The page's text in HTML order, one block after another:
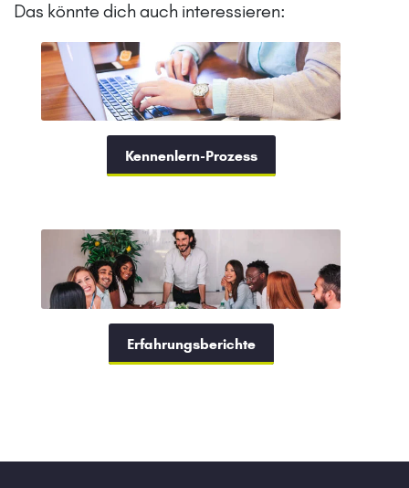
Das könnte dich auch interessieren:
Kennenlern-Prozess
Erfahrungsberichte